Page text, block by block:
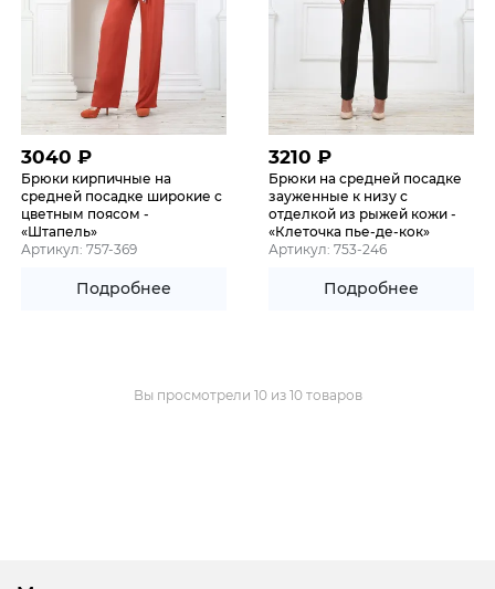
3040 ₽
Брюки кирпичные на
средней посадке широкие с
цветным поясом -
«Штапель»
Артикул: 757-369
Подробнее
3210 ₽
Брюки на средней посадке
зауженные к низу с
отделкой из рыжей кожи -
«Клеточка пье-де-кок»
Артикул: 753-246
Подробнее
Вы просмотрели 10 из 10 товаров